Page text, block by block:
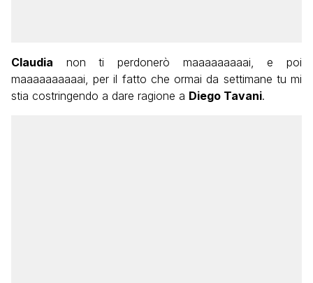
Claudia non ti perdonerò maaaaaaaaai, e poi
maaaaaaaaaai, per il fatto che ormai da settimane tu mi
stia costringendo a dare ragione a Diego Tavani.